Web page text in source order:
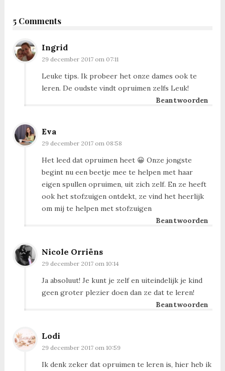
5 Comments
Ingrid
29 december 2017 om 07:11
Leuke tips. Ik probeer het onze dames ook te
leren. De oudste vindt opruimen zelfs Leuk!
Beantwoorden
Eva
29 december 2017 om 08:58
Het leed dat opruimen heet 😀 Onze jongste
begint nu een beetje mee te helpen met haar
eigen spullen opruimen, uit zich zelf. En ze heeft
ook het stofzuigen ontdekt, ze vind het heerlijk
om mij te helpen met stofzuigen
Beantwoorden
Nicole Orriëns
29 december 2017 om 10:14
Ja absoluut! Je kunt je zelf en uiteindelijk je kind
geen groter plezier doen dan ze dat te leren!
Beantwoorden
Lodi
29 december 2017 om 10:59
Ik denk zeker dat opruimen te leren is, hier heb ik